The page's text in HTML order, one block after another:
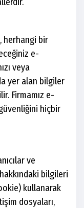
herhangi bir
e-
veya
yer alan bilgiler
Firmamız e-
hiçbir
ve
bilgileri
kullanarak
dosyaları,